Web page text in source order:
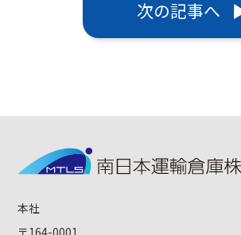
次の記事へ
本社